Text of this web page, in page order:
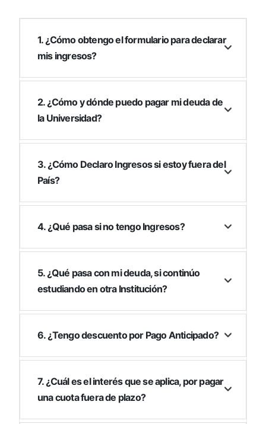
1. ¿Cómo obtengo el formulario para declarar
mis ingresos?
2. ¿Cómo y dónde puedo pagar mi deuda de
la Universidad?
3. ¿Cómo Declaro Ingresos si estoy fuera del
País?
4. ¿Qué pasa si no tengo Ingresos?
5. ¿Qué pasa con mi deuda, si continúo
estudiando en otra Institución?
6. ¿Tengo descuento por Pago Anticipado?
7. ¿Cuál es el interés que se aplica, por pagar
una cuota fuera de plazo?